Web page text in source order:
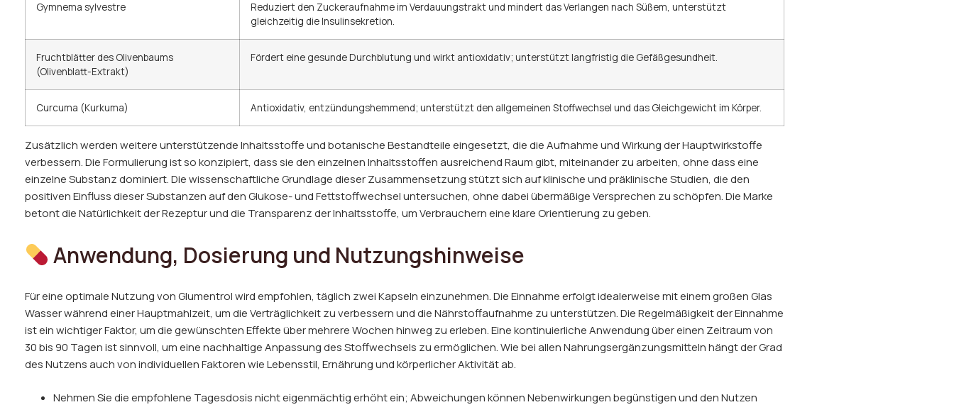
Gymnema sylvestre
Reduziert den Zuckeraufnahme im Verdauungstrakt und mindert das Verlangen nach Süßem, unterstützt
gleichzeitig die Insulinsekretion.
Fruchtblätter des Olivenbaums
(Olivenblatt-Extrakt)
Fördert eine gesunde Durchblutung und wirkt antioxidativ; unterstützt langfristig die Gefäßgesundheit.
Curcuma (Kurkuma) Antioxidativ, entzündungshemmend; unterstützt den allgemeinen Stoffwechsel und das Gleichgewicht im Körper.
Zusätzlich werden weitere unterstützende Inhaltsstoffe und botanische Bestandteile eingesetzt, die die Aufnahme und Wirkung der Hauptwirkstoffe
verbessern. Die Formulierung ist so konzipiert, dass sie den einzelnen Inhaltsstoffen ausreichend Raum gibt, miteinander zu arbeiten, ohne dass eine
einzelne Substanz dominiert. Die wissenschaftliche Grundlage dieser Zusammensetzung stützt sich auf klinische und präklinische Studien, die den
positiven Einfluss dieser Substanzen auf den Glukose- und Fettstoffwechsel untersuchen, ohne dabei übermäßige Versprechen zu schöpfen. Die Marke
betont die Natürlichkeit der Rezeptur und die Transparenz der Inhaltsstoffe, um Verbrauchern eine klare Orientierung zu geben.
Anwendung, Dosierung und Nutzungshinweise
Für eine optimale Nutzung von Glumentrol wird empfohlen, täglich zwei Kapseln einzunehmen. Die Einnahme erfolgt idealerweise mit einem großen Glas
Wasser während einer Hauptmahlzeit, um die Verträglichkeit zu verbessern und die Nährstoffaufnahme zu unterstützen. Die Regelmäßigkeit der Einnahme
ist ein wichtiger Faktor, um die gewünschten Effekte über mehrere Wochen hinweg zu erleben. Eine kontinuierliche Anwendung über einen Zeitraum von
30 bis 90 Tagen ist sinnvoll, um eine nachhaltige Anpassung des Stoffwechsels zu ermöglichen. Wie bei allen Nahrungsergänzungsmitteln hängt der Grad
des Nutzens auch von individuellen Faktoren wie Lebensstil, Ernährung und körperlicher Aktivität ab.
Nehmen Sie die empfohlene Tagesdosis nicht eigenmächtig erhöht ein; Abweichungen können Nebenwirkungen begünstigen und den Nutzen